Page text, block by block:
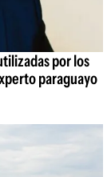
por los
paraguayo